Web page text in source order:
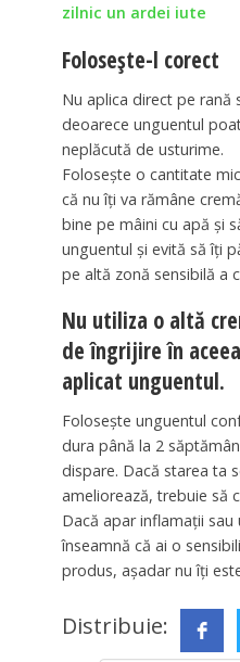
zilnic un ardei iute
Foloseşte-l corect
Nu aplica direct pe rană
deoarece unguentul
neplăcută de usturime.
Foloseşte o cantitate
că nu îţi va rămâne
bine pe mâini cu apă şi
unguentul şi evită să îţi
pe altă zonă sensibilă a
Nu utiliza o altă
de îngrijire în
aplicat unguentul.
Foloseşte unguentul
dura până la 2
dispare. Dacă starea ta
ameliorează, trebuie să
Dacă apar inflamaţii sau
înseamnă că ai o
produs, aşadar nu îţi
Distribuie: